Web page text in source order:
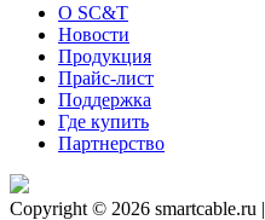
О SC&T
Новости
Продукция
Прайс-лист
Поддержка
Где купить
Партнерство
Copyright © 2026 smartcable.ru |